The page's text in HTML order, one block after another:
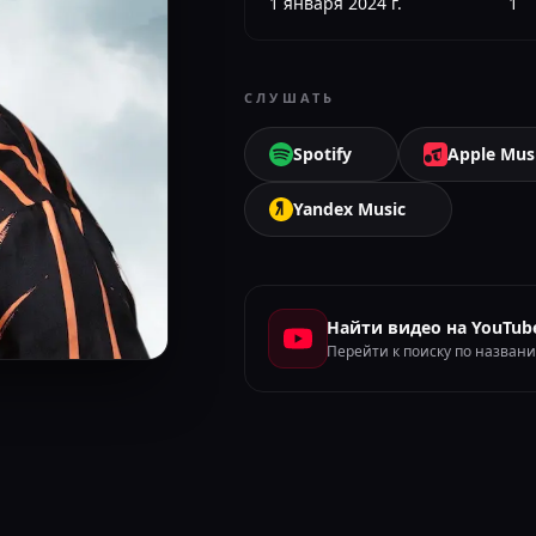
СЛУШАТЬ
Spotify Apple
Yandex Music
Найти видео на
Перейти к поиску по